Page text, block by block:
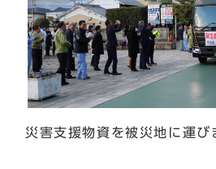
災害支援物資を被災地に運び